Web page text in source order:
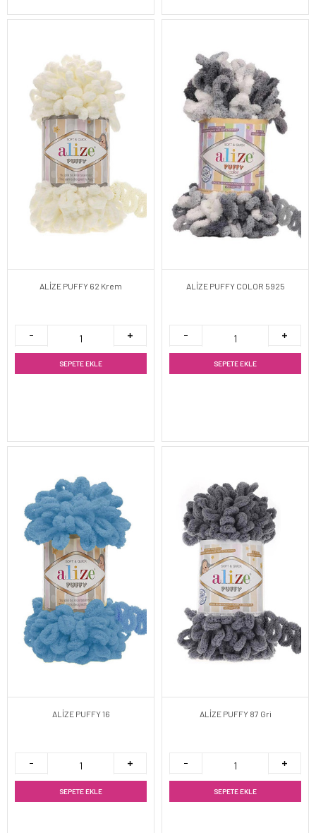
ALİZE PUFFY 62 Krem
SEPETE EKLE
ALİZE PUFFY COLOR 5925
SEPETE EKLE
ALİZE PUFFY 16
SEPETE EKLE
ALİZE PUFFY 87 Gri
SEPETE EKLE